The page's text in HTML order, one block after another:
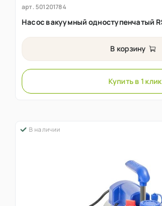
арт. 501201784
Насос вакуумный одноступенчатый
В корзину
Купить в 1 клик
В наличии